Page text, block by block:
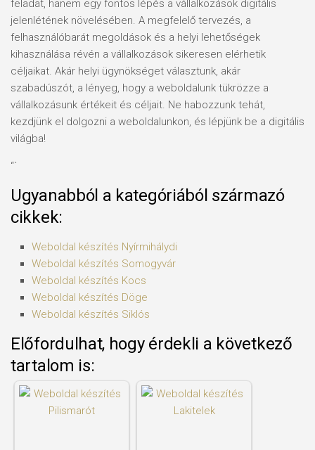
feladat, hanem egy fontos lépés a vállalkozások digitális
jelenlétének növelésében. A megfelelő tervezés, a
felhasználóbarát megoldások és a helyi lehetőségek
kihasználása révén a vállalkozások sikeresen elérhetik
céljaikat. Akár helyi ügynökséget választunk, akár
szabadúszót, a lényeg, hogy a weboldalunk tükrözze a
vállalkozásunk értékeit és céljait. Ne habozzunk tehát,
kezdjünk el dolgozni a weboldalunkon, és lépjünk be a digitális
világba!
“`
Ugyanabból a kategóriából származó
cikkek:
Weboldal készítés​ Nyírmihálydi
Weboldal készítés​ Somogyvár
Weboldal készítés​ Kocs
Weboldal készítés​ Döge
Weboldal készítés​ Siklós
Előfordulhat, hogy érdekli a következő
tartalom is: